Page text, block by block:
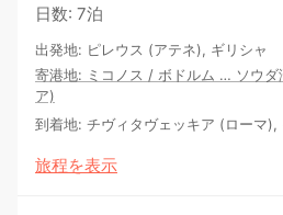
日数: 7泊
出発地: ピレウス (アテネ), ギリシャ
寄港地: ミコノス / ボドルム … ソウダ
ア)
到着地: チヴィタヴェッキア (ローマ),
旅程を表示